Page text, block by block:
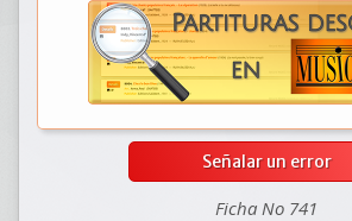
Señalar un error
Ficha No 741